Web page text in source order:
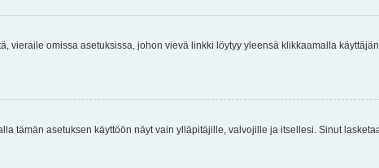
vieraile omissa asetuksissa, johon vievä linkki löytyy yleensä klikkaamalla
tämän asetuksen käyttöön näyt vain ylläpitäjille, valvojille ja itsellesi. Sinut